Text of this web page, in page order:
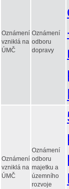
Oznámení
vzniklá na
ÚMČ
Oznámení
odboru
dopravy
Oznámení
vzniklá na
ÚMČ
Oznámení
odboru
majetku a
územního
rozvoje